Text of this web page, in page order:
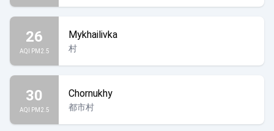
26
AQI PM2.5
Mykhailivka
村
30
AQI PM2.5
Chornukhy
都市村